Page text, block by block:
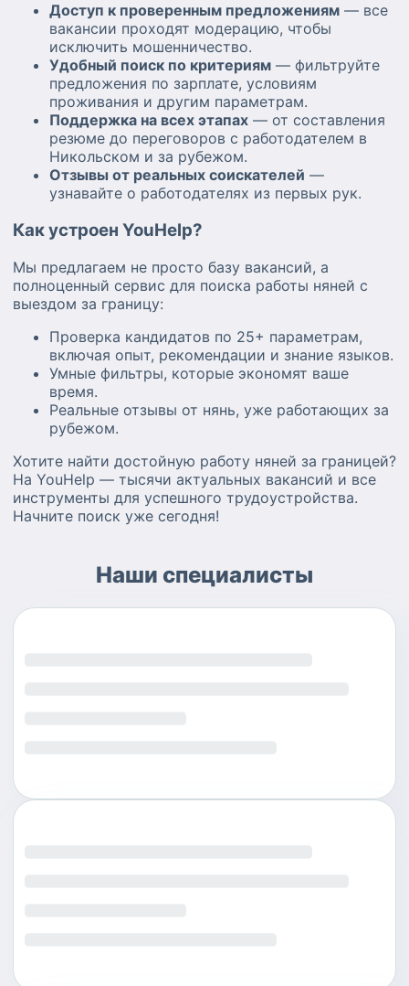
Доступ к проверенным предложениям — все
вакансии проходят модерацию, чтобы
исключить мошенничество.
Удобный поиск по критериям — фильтруйте
предложения по зарплате, условиям
проживания и другим параметрам.
Поддержка на всех этапах — от составления
резюме до переговоров с работодателем в
Никольском и за рубежом.
Отзывы от реальных соискателей —
узнавайте о работодателях из первых рук.
Как устроен YouHelp?
Мы предлагаем не просто базу вакансий, а
полноценный сервис для поиска работы няней с
выездом за границу:
Проверка кандидатов по 25+ параметрам,
включая опыт, рекомендации и знание языков.
Умные фильтры, которые экономят ваше
время.
Реальные отзывы от нянь, уже работающих за
рубежом.
Хотите найти достойную работу няней за границей?
На YouHelp — тысячи актуальных вакансий и все
инструменты для успешного трудоустройства.
Начните поиск уже сегодня!
Наши специалисты